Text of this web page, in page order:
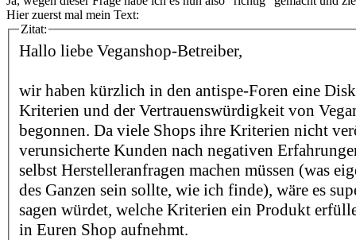
Hier zuerst mal mein Text:
Zitat:
Hallo liebe Veganshop-Betreiber,
wir haben kürzlich in den antispe-Foren eine
Kriterien und der Vertrauenswürdigkeit von
begonnen. Da viele Shops ihre Kriterien nicht
verunsicherte Kunden nach negativen
selbst Herstelleranfragen machen müssen (was
des Ganzen sein sollte, wie ich finde), wäre es
sagen würdet, welche Kriterien ein Produkt
in Euren Shop aufnehmt.